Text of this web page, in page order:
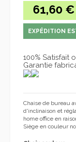
61,60 €
EXPÉDITION
100% Satisfait
Garantie
Chaise de bureau
d'inclinaison et
home office en
Siège en couleur